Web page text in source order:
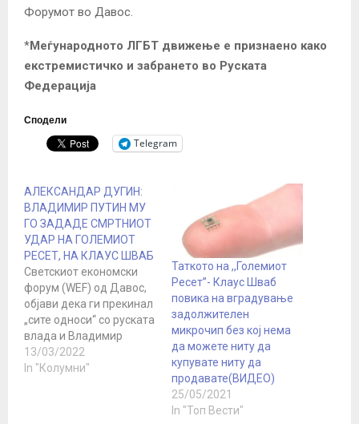
Форумот во Давос.
*Меѓународното ЛГБТ движење е признаено како
екстремистичко и забрането во Руската
Федерација
Сподели
Telegram
АЛЕКСАНДАР ДУГИН:
ВЛАДИМИР ПУТИН МУ
ГО ЗАДАДЕ СМРТНИОТ
УДАР НА ГОЛЕМИОТ
РЕСЕТ, НА КЛАУС ШВАБ
Светскиот економски
форум (WEF) од Давос,
објави дека ги прекинал
„сите односи“ со руската
влада и Владимир
Путин поради тековниот
„напад“ на Украина. Ова
13/03/2022
In "Колумни"
Таткото на ,,Големиот
Ресет”- Клаус Шваб
повика на вградување
задолжителен
микрочип без кој нема
да можете ниту да
купувате ниту да
продавате(ВИДЕО)
25/05/2021
In "Топ Вести"